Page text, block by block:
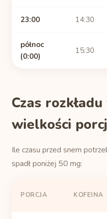
23:00 14:30
północ
(0:00)
15:30
Czas
wielkości
Ile czasu przed snem
spadł poniżej 50 mg:
PORCJA KOFEINA